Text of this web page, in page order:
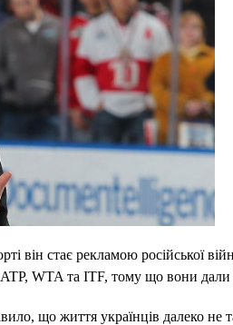
він стає рекламою російської
WTA та ITF, тому що вони
що життя українців далеко